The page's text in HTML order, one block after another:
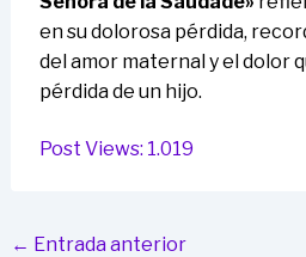
en su dolorosa pérdida,
del amor maternal y el dolor
pérdida de un hijo.
Post Views: 1.019
← Entrada anterior